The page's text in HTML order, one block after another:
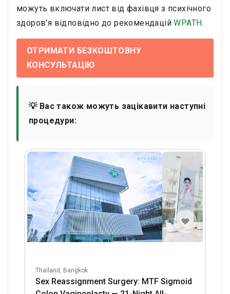
можуть включати лист від фахівця з психічного
здоров'я відповідно до рекомендаційWPATH.
ОТРИМАТИ БЕЗКОШТОВНУ
КОНСУЛЬТАЦІЮ
💡 Вас також можуть зацікавити наступні
процедури:
Thailand, Bangkok
Sex Reassignment Surgery: MTF Sigmoid